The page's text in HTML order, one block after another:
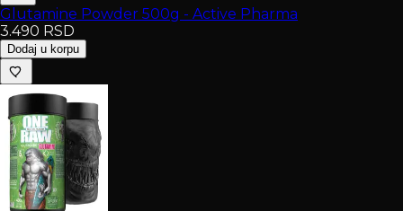
Glutamine Powder 500g - Active Pharma
3.490 RSD
Dodaj u korpu